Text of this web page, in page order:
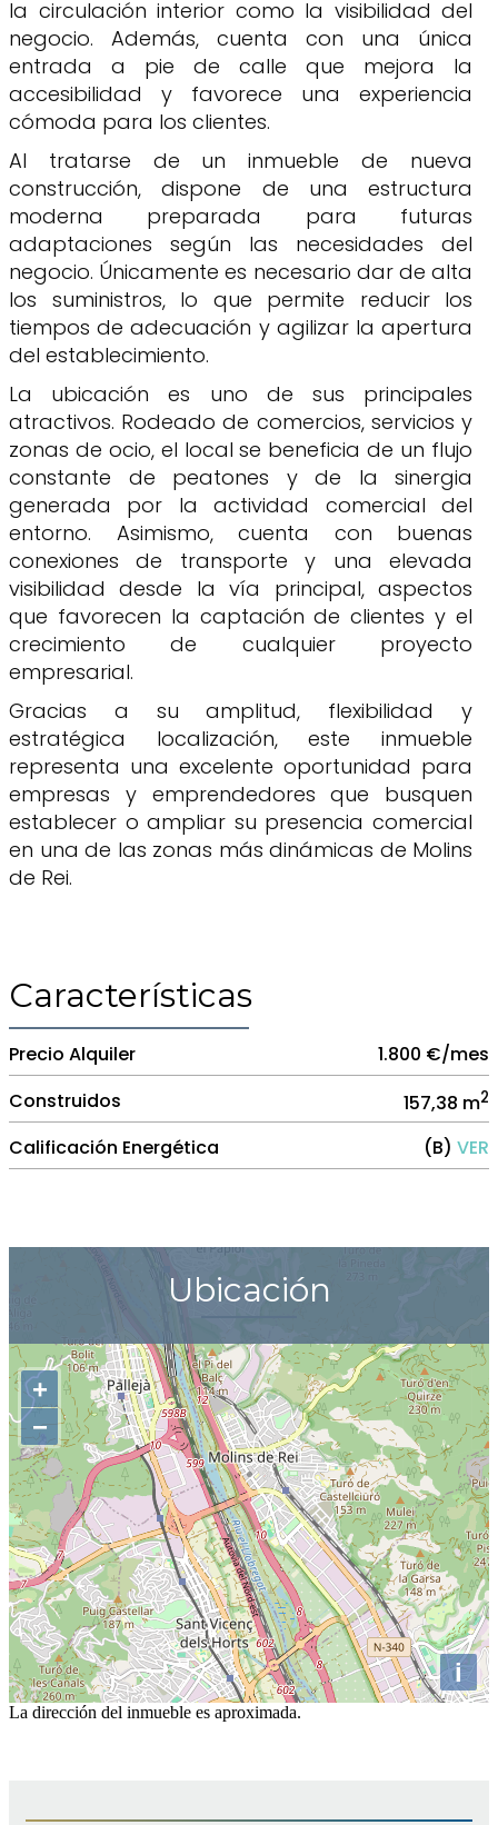
la circulación interior como la visibilidad del
negocio. Además, cuenta con una única
entrada a pie de calle que mejora la
accesibilidad y favorece una experiencia
cómoda para los clientes.
Al tratarse de un inmueble de nueva
construcción, dispone de una estructura
moderna preparada para futuras
adaptaciones según las necesidades del
negocio. Únicamente es necesario dar de alta
los suministros, lo que permite reducir los
tiempos de adecuación y agilizar la apertura
del establecimiento.
La ubicación es uno de sus principales
atractivos. Rodeado de comercios, servicios y
zonas de ocio, el local se beneficia de un flujo
constante de peatones y de la sinergia
generada por la actividad comercial del
entorno. Asimismo, cuenta con buenas
conexiones de transporte y una elevada
visibilidad desde la vía principal, aspectos
que favorecen la captación de clientes y el
crecimiento de cualquier proyecto
empresarial.
Gracias a su amplitud, flexibilidad y
estratégica localización, este inmueble
representa una excelente oportunidad para
empresas y emprendedores que busquen
establecer o ampliar su presencia comercial
en una de las zonas más dinámicas de Molins
de Rei.
Características
Precio Alquiler
1.800 €/mes
Construidos
157,38 m2
Calificación Energética (B) VER
Ubicación
+
−
i
La dirección del inmueble es aproximada.